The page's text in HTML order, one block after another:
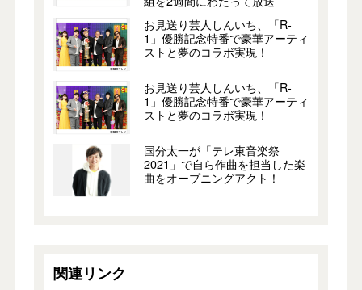
お見送り芸人しんいち、「R-
1」優勝記念特番で豪華アーティ
ストと夢のコラボ実現！
お見送り芸人しんいち、「R-
1」優勝記念特番で豪華アーティ
ストと夢のコラボ実現！
国分太一が「テレ東音楽祭
2021」で自ら作曲を担当した楽
曲をオープニングアクト！
関連リンク